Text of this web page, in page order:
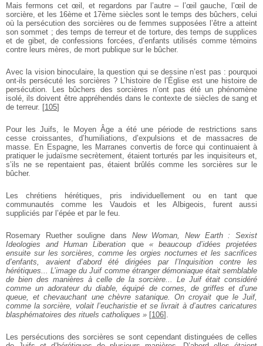
Mais fermons cet œil, et regardons par l’autre – l’œil gauche, l’œil de
sorcière, et les 16ème et 17ème siècles sont le temps des bûchers, celui
où la persécution des sorcières ou de femmes supposées l’être a atteint
son sommet ; des temps de terreur et de torture, des temps de supplices
et de gibet, de confessions forcées, d’enfants utilisés comme témoins
contre leurs mères, de mort publique sur le bûcher.
Avec la vision binoculaire, la question qui se dessine n’est pas : pourquoi
ont-ils persécuté les sorcières ? L’histoire de l’Église est une histoire de
persécution. Les bûchers des sorcières n’ont pas été un phénomène
isolé, ils doivent être appréhendés dans le contexte de siècles de sang et
de terreur. [105]
Pour les Juifs, le Moyen Âge a été une période de restrictions sans
cesse croissantes, d’humiliations, d’expulsions et de massacres de
masse. En Espagne, les Marranes convertis de force qui continuaient à
pratiquer le judaïsme secrètement, étaient torturés par les inquisiteurs et,
s’ils ne se repentaient pas, étaient brûlés comme les sorcières sur le
bûcher.
Les chrétiens hérétiques, pris individuellement ou en tant que
communautés comme les Vaudois et les Albigeois, furent aussi
suppliciés par l’épée et par le feu.
Rosemary Ruether souligne dans New Woman, New Earth : Sexist
Ideologies and Human Liberation que « beaucoup d’idées projetées
ensuite sur les sorcières, comme les orgies nocturnes et les sacrifices
d’enfants, avaient d’abord été dirigées par l’Inquisition contre les
hérétiques... L’image du Juif comme étranger démoniaque était semblable
de bien des manières à celle de la sorcière... Le Juif était considéré
comme un adorateur du diable, équipé de cornes, de griffes et d’une
queue, et chevauchant une chèvre satanique. On croyait que le Juif,
comme la sorcière, volait l’eucharistie et se livrait à d’autres caricatures
blasphématoires des rituels catholiques » [106]
Les persécutions des sorcières se sont cependant distinguées de celles